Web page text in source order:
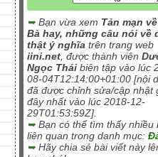
➥ Bạn vừa xem Tản mạn
Bà hay, những câu nói về
thật ý nghĩa trên trang web
iini.net , được thành viên
Ngọc Thái biên tập vào lúc
08-04T12:14:00+01:00 [nội
đã được chỉnh sửa/cập nhật
đây nhất vào lúc 2018-12-
29T01:53:59Z].
➥ Bạn có thể tìm thấy nhiều
liên quan trong danh mục:
➥ Hãy chia sẻ bài viết này